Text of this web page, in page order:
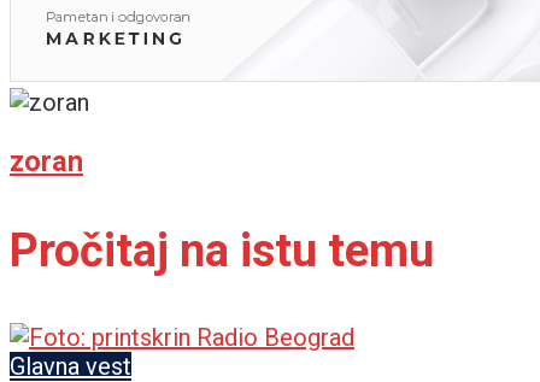
zoran
Pročitaj na istu temu
Glavna vest